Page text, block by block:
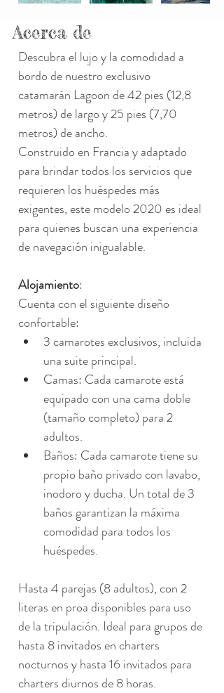
Acerca de
Descubra el lujo y la comodidad a
bordo de nuestro exclusivo
catamarán Lagoon de 42 pies (12,8
metros) de largo y 25 pies (7,70
metros) de ancho.
Construido en Francia y adaptado
para brindar todos los servicios que
requieren los huéspedes más
exigentes, este modelo 2020 es ideal
para quienes buscan una experiencia
de navegación inigualable.
Alojamiento:
Cuenta con el siguiente diseño
confortable:
3 camarotes exclusivos, incluida
una suite principal.
Camas: Cada camarote está
equipado con una cama doble
(tamaño completo) para 2
adultos.
Baños: Cada camarote tiene su
propio baño privado con lavabo,
inodoro y ducha. Un total de 3
baños garantizan la máxima
comodidad para todos los
huéspedes.
Hasta 4 parejas (8 adultos), con 2
literas en proa disponibles para uso
de la tripulación. Ideal para grupos de
hasta 8 invitados en charters
nocturnos y hasta 16 invitados para
charters diurnos de 8 horas.